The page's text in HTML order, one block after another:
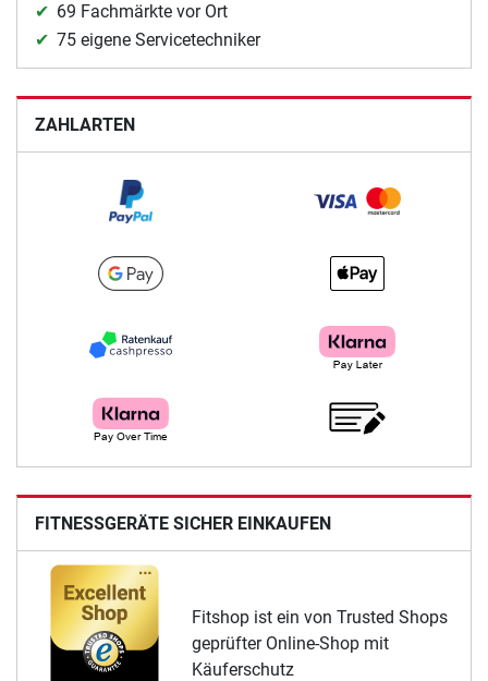
69 Fachmärkte vor Ort
75 eigene Servicetechniker
ZAHLARTEN
FITNESSGERÄTE SICHER EINKAUFEN
Fitshop ist ein von Trusted Shops
geprüfter Online-Shop mit
Käuferschutz